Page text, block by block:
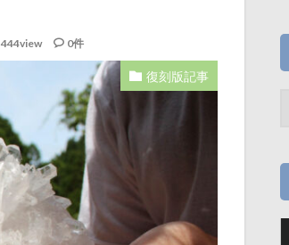
444view 0件
復刻版記事